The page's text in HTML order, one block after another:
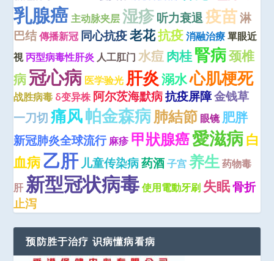
乳腺癌 主动脉夹层 湿疹听力衰退疫苗淋
巴结傳播新冠 同心抗疫老花抗疫 消融治療 單眼近
視丙型病毒性肝炎 人工肛门 水痘肉桂腎病颈椎
病冠心病 医学验光 肝炎溺水心肌梗死
战胜病毒 δ变异株 阿尔茨海默病抗疫屏障金钱草
一刀切 痛风帕金森病肺結節 眼镜 肥胖
新冠肺炎全球流行 麻疹 甲狀腺癌愛滋病白
血病乙肝儿童传染病药酒 子宫 养生 药物毒
肝 新型冠状病毒 使用電動牙刷 失眠骨折
止泻
预防胜于治疗 识病懂病看病